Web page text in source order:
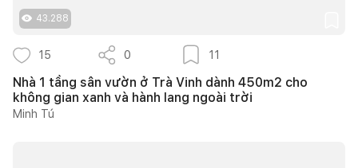
43.288
15 0 11
Nhà 1 tầng sân vườn ở Trà Vinh dành 450m2 cho
không gian xanh và hành lang ngoài trời
Minh Tú